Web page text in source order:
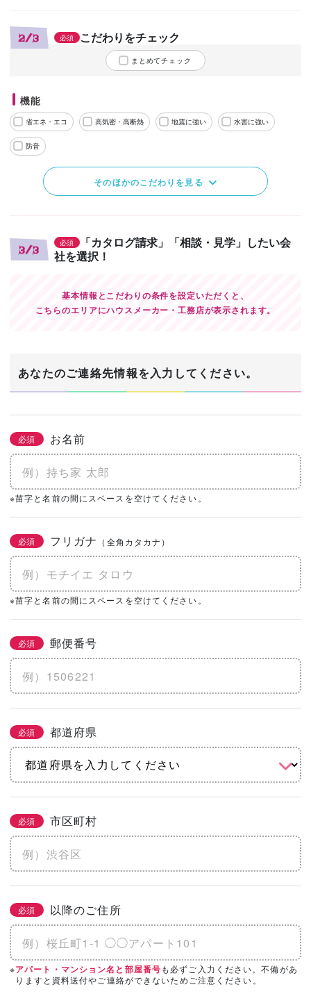
2/3 必須 こだわりをチェック
まとめてチェック
機能
省エネ・エコ 高気密・高断熱 地震に強い 水害に強い
防音
そのほかのこだわりを見る
3/3
必須
「カタログ請求」「相談・見学」したい会
社を選択！
基本情報とこだわりの条件を設定いただくと、
こちらのエリアにハウスメーカー・工務店が表示されます。
あなたのご連絡先情報を入力してください。
必須 お名前
※苗字と名前の間にスペースを空けてください。
必須 フリガナ （全角カタカナ）
※苗字と名前の間にスペースを空けてください。
必須 郵便番号
必須 都道府県
必須 市区町村
必須 以降のご住所
※アパート・マンション名と部屋番号も必ずご入力ください。不備があ
りますと資料送付やご連絡ができないためご注意ください。